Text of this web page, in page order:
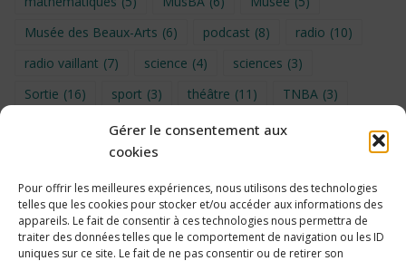
Gérer le consentement aux
cookies
Pour offrir les meilleures expériences, nous utilisons des technologies
telles que les cookies pour stocker et/ou accéder aux informations des
appareils. Le fait de consentir à ces technologies nous permettra de
traiter des données telles que le comportement de navigation ou les ID
uniques sur ce site. Le fait de ne pas consentir ou de retirer son
Musée des Beaux-Arts (6) podcast (8) radio (10)
radio vaillant (7) science (4) sciences (3)
Sortie (16) sport (3) théâtre (11) TNBA (3)
UNSS (9) upe2a (7) vidéo
Voyage en provence 2026
Voyage à Bruxelles 2024 (4) Wahid Chakib (4)
éco-délégués (7)